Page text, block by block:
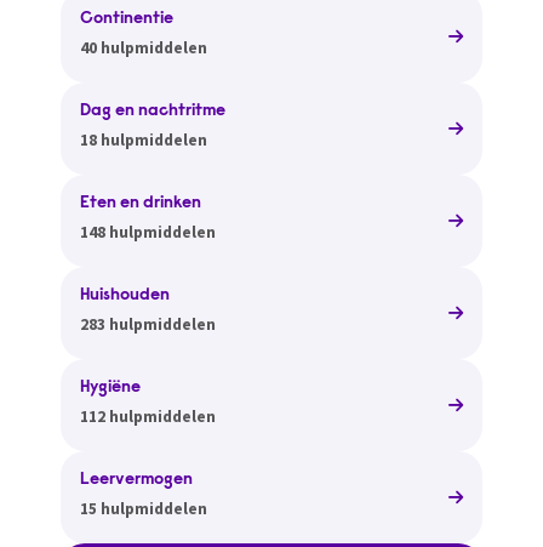
Continentie
40 hulpmiddelen
Dag en nachtritme
18 hulpmiddelen
Eten en drinken
148 hulpmiddelen
Huishouden
283 hulpmiddelen
Hygiëne
112 hulpmiddelen
Leervermogen
15 hulpmiddelen